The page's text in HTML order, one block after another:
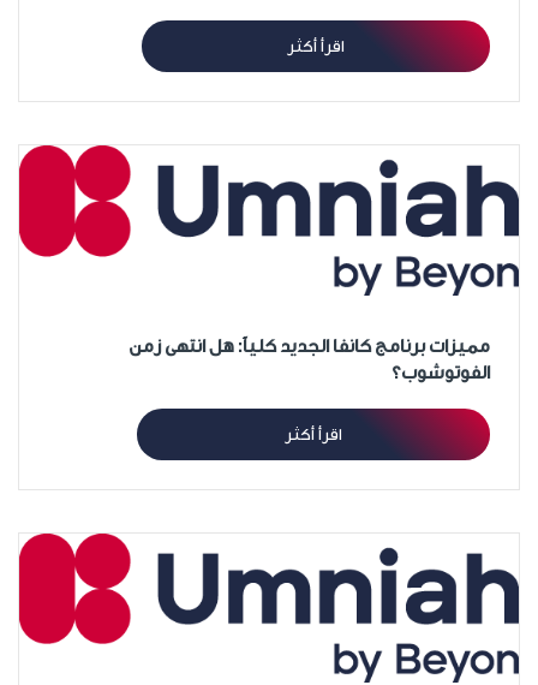
اقرأ أكثر
مميزات برنامج كانفا الجديد كلياً: هل انتهى زمن
الفوتوشوب؟
اقرأ أكثر